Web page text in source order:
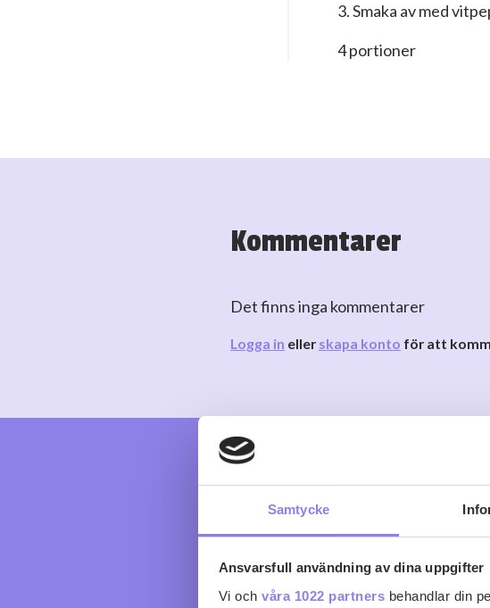
Samtycke
Ansvarsfull användning av dina uppgifter
Vi och våra 1022 partners behandlar din
3. Smaka av med
4 portioner
Kommentarer
Det finns inga kommentarer
Logga in eller skapa konto för att